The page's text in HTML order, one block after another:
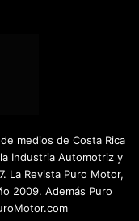
medios de Costa Rica
Industria Automotriz y
La Revista Puro Motor,
2009. Además Puro